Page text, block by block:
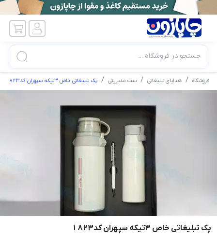
جستجو در فروشگاه ...
فروشگاه هدایای تبلیغاتی ست مدیریتی پک تبلیغاتی خاص 3تیکه سپهران کد1823
پک تبلیغاتی خاص 3تیکه سپهران کد1823